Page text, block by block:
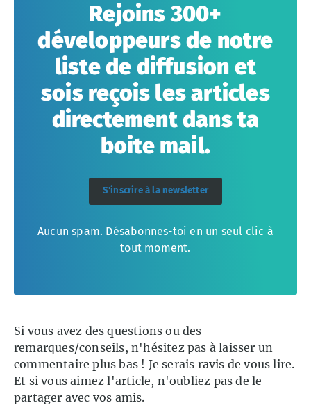
Rejoins 300+
développeurs de notre
liste de diffusion et
sois reçois les articles
directement dans ta
boite mail.
S'inscrire à la newsletter
Aucun spam. Désabonnes-toi en un seul clic à
tout moment.
Si vous avez des questions ou des
remarques/conseils, n'hésitez pas à laisser un
commentaire plus bas ! Je serais ravis de vous lire.
Et si vous aimez l'article, n'oubliez pas de le
partager avec vos amis.